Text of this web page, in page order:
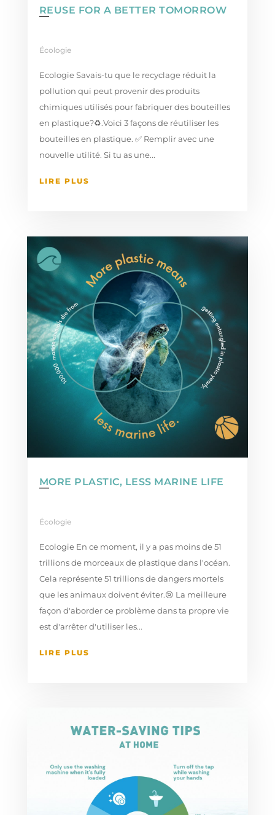
REUSE FOR A BETTER TOMORROW
Écologie
Ecologie Savais-tu que le recyclage réduit la
pollution qui peut provenir des produits
chimiques utilisés pour fabriquer des bouteilles
en plastique?♻️.⁠⁠Voici 3 façons de réutiliser les
bouteilles en plastique.⁠ ✅ Remplir avec une
nouvelle utilité.⁠ Si tu as une...
LIRE PLUS
MORE PLASTIC, LESS MARINE LIFE
Écologie
Ecologie En ce moment, il y a pas moins de 51
trillions de morceaux de plastique dans l'océan.
Cela représente 51 trillions de dangers mortels
que les animaux doivent éviter.😢⁠ La meilleure
façon d'aborder ce problème dans ta propre vie
est d'arrêter d'utiliser les...
LIRE PLUS